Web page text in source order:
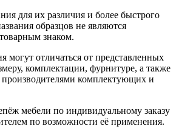
для их различия и более быстрого
образцов не являются
знаком.
могут отличаться от представленных
комплектации, фурнитуре, а также
комплектующих и
мебели по индивидуальному заказу
по возможности её применения.